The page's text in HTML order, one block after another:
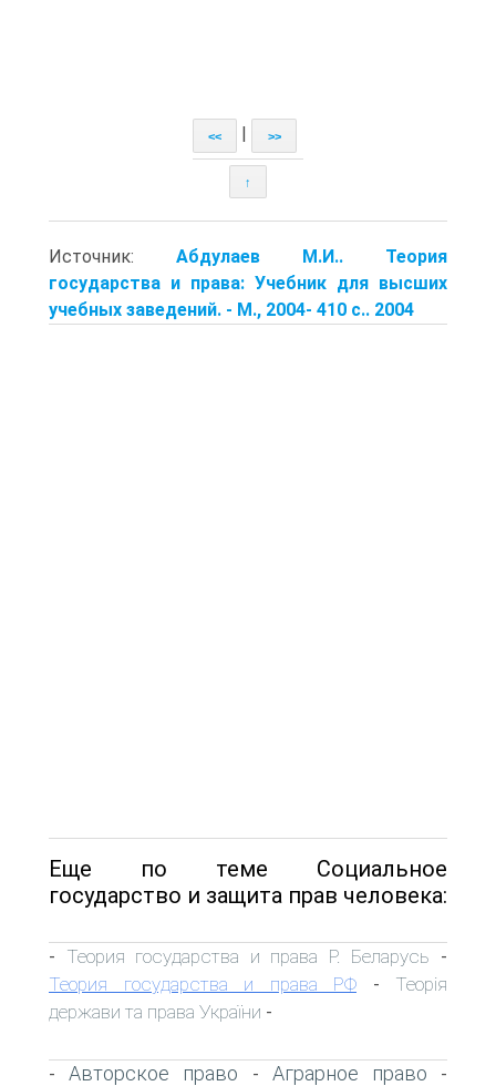
<< >>
↑
Источник: Абдулаев М.И.. Теория
государства и права: Учебник для высших
учебных заведений. - М., 2004- 410 с.. 2004
Еще по теме Социальное
государство и защита прав человека:
- Теория государства и права Р. Беларусь -
Теория государства и права РФ - Теорія
держави та права України -
-Авторское право - Аграрное право -